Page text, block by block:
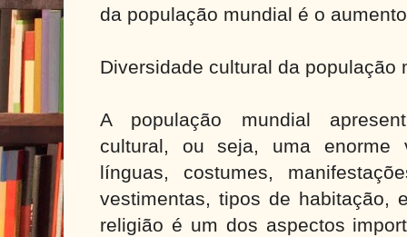
da população mundial é o
Diversidade cultural da população
A população mundial
cultural, ou seja, uma enorme
línguas, costumes,
vestimentas, tipos de habitação,
religião é um dos aspectos